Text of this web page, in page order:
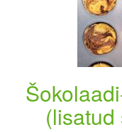
(lisatud